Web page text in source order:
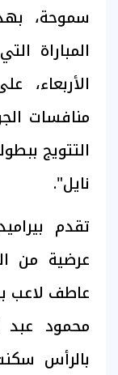
سموحة،
المباراة
الأربعاء،
منافسات
التتويج
نايل".
عرضية من
عاطف لاعب
محمود عبد
بالرأس